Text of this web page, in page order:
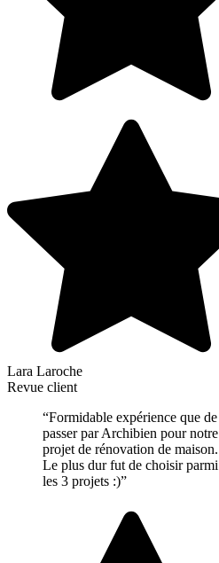
Lara Laroche
Revue client
“Formidable expérience que de
passer par Archibien pour notre
projet de rénovation de maison.
Le plus dur fut de choisir parmi
les 3 projets :)”